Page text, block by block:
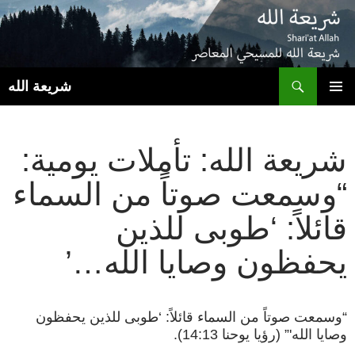
شريعة الله
شريعة الله: تأملات يومية:
“وسمعت صوتاً من السماء
قائلاً: ‘طوبى للذين
يحفظون وصايا الله…’
“وسمعت صوتاً من السماء قائلاً: ‘طوبى للذين يحفظون
وصايا الله'” (رؤيا يوحنا 14:13).